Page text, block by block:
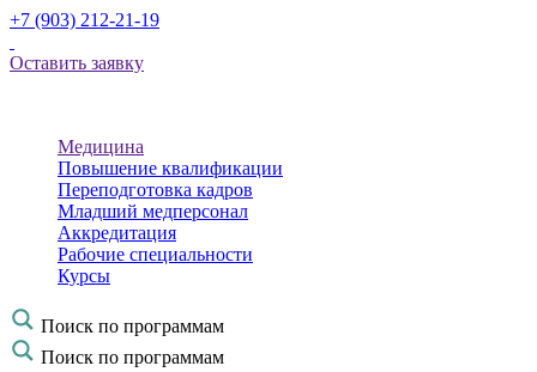
+7 (903) 212-21-19
Оставить заявку
Медицина
Повышение квалификации
Переподготовка кадров
Младший медперсонал
Аккредитация
Рабочие специальности
Курсы
Поиск по программам
Поиск по программам